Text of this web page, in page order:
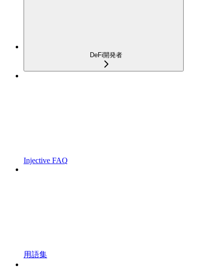
DeFi開発者
Injective FAQ
用語集